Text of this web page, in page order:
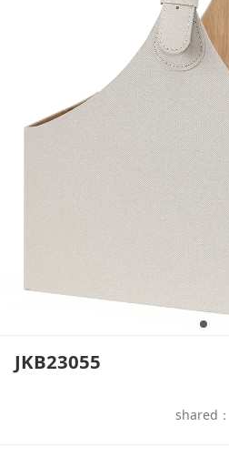
JKB23055
shared：